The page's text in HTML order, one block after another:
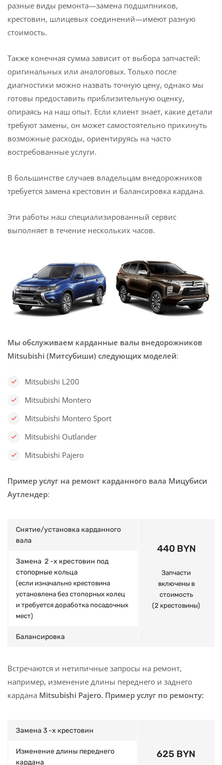
разные виды ремонта—замена подшипников,
крестовин, шлицевых соединений—имеют разную
стоимость.
Также конечная сумма зависит от выбора запчастей:
оригинальных или аналоговых. Только после
диагностики можно назвать точную цену, однако мы
готовы предоставить приблизительную оценку,
опираясь на наш опыт. Если клиент знает, какие детали
требуют замены, он может самостоятельно прикинуть
возможные расходы, ориентируясь на часто
востребованные услуги.
В большинстве случаев владельцам внедорожников
требуется замена крестовин и балансировка кардана.
Эти работы наш специализированный сервис
выполняет в течение нескольких часов.
Мы обслуживаем карданные валы внедорожников
Mitsubishi (Митсубиши) следующих моделей:
Mitsubishi L200
Mitsubishi Montero
Mitsubishi Montero Sport
Mitsubishi Outlander
Mitsubishi Pajero
Пример услуг на ремонт карданного вала Мицубиси
Аутлендер:
Снятие/установка карданного
вала
440 BYN
Запчасти
включены в
стоимость
(2 крестовины)
Замена 2 -х крестовин под
стопорные кольца
(если изначально крестовина
установлена без стопорных колец
и требуется доработка посадочных
мест)
Балансировка
Встречаются и нетипичные запросы на ремонт,
например, изменение длины переднего и заднего
кардана Mitsubishi Pajero. Пример услуг по ремонту:
Замена 3 -х крестовин
625 BYN
Изменение длины переднего
кардана